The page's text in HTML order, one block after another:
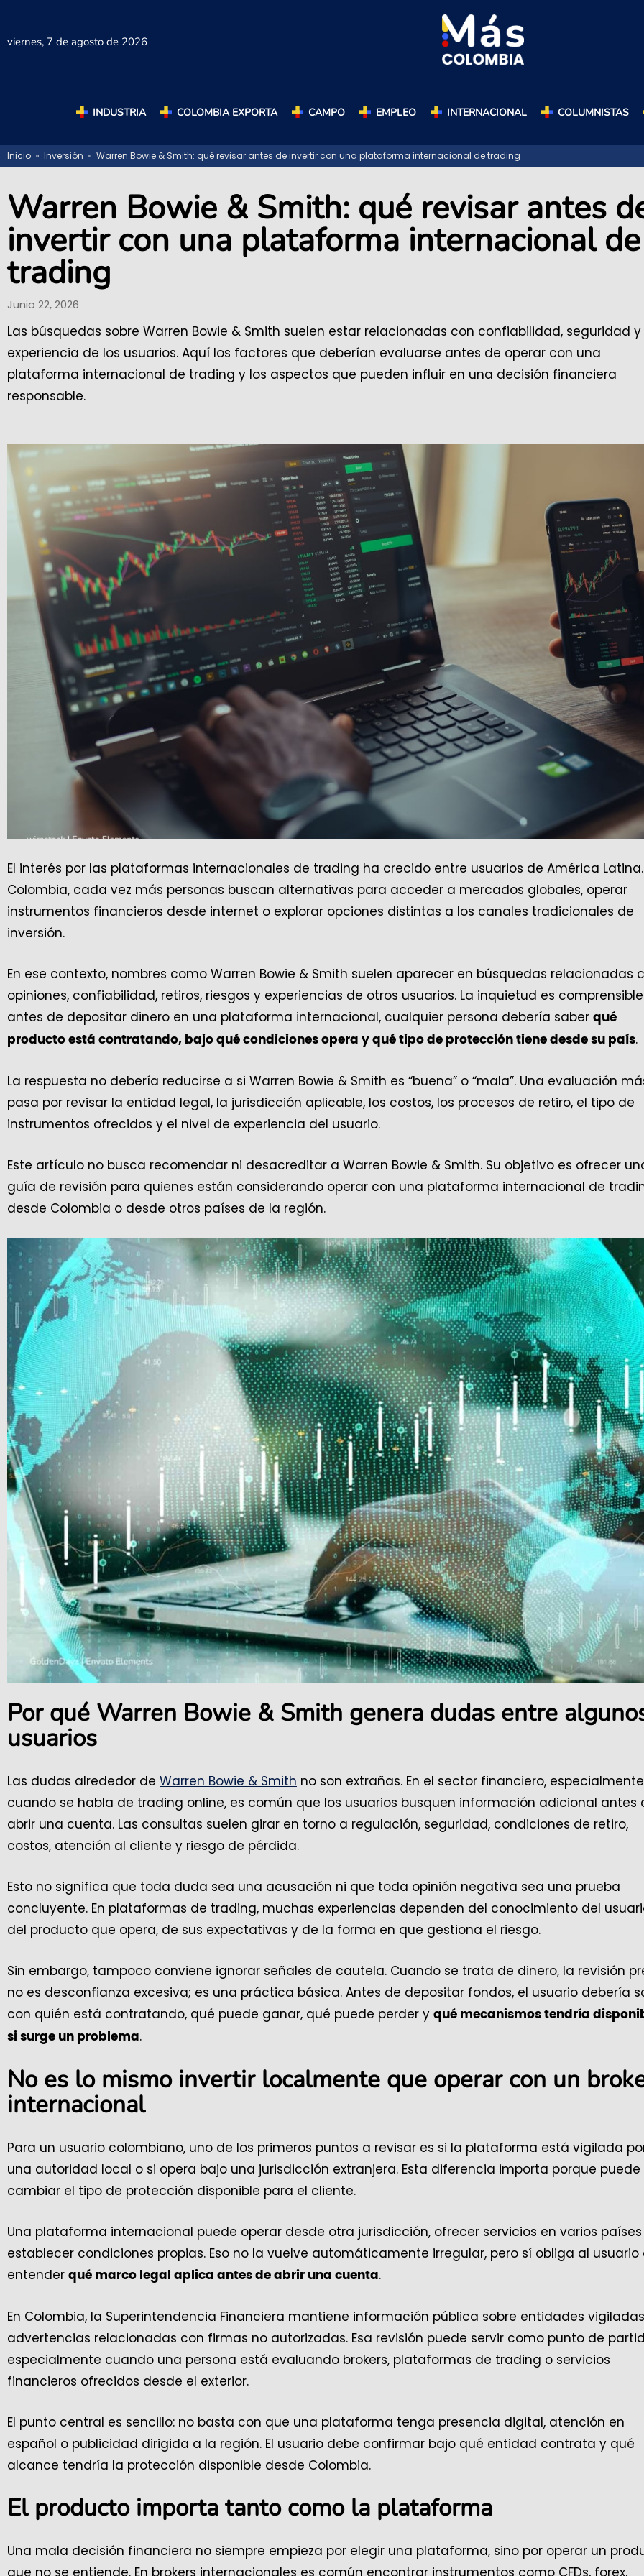
viernes, 7 de agosto de 2026
INDUSTRIA COLOMBIA EXPORTA CAMPO EMPLEO INTERNACIONAL COLUMNISTAS
Inicio » Inversión » Warren Bowie & Smith: qué revisar antes de invertir con una plataforma internacional de trading
Warren Bowie & Smith: qué revisar antes
invertir con una plataforma internacional de
trading
Junio 22, 2026
Las búsquedas sobre Warren Bowie & Smith suelen estar relacionadas con confiabilidad, seguridad y
experiencia de los usuarios. Aquí los factores que deberían evaluarse antes de operar con una
plataforma internacional de trading y los aspectos que pueden influir en una decisión financiera
responsable.
El interés por las plataformas internacionales de trading ha crecido entre usuarios de América Latina.
Colombia, cada vez más personas buscan alternativas para acceder a mercados globales, operar
instrumentos financieros desde internet o explorar opciones distintas a los canales tradicionales de
inversión.
En ese contexto, nombres como Warren Bowie & Smith suelen aparecer en búsquedas relacionadas
opiniones, confiabilidad, retiros, riesgos y experiencias de otros usuarios. La inquietud es
antes de depositar dinero en una plataforma internacional, cualquier persona debería saber qué
producto está contratando, bajo qué condiciones opera y qué tipo de protección tiene desde su país.
La respuesta no debería reducirse a si Warren Bowie & Smith es “buena” o “mala”. Una evaluación
pasa por revisar la entidad legal, la jurisdicción aplicable, los costos, los procesos de retiro, el tipo de
instrumentos ofrecidos y el nivel de experiencia del usuario.
Este artículo no busca recomendar ni desacreditar a Warren Bowie & Smith. Su objetivo es ofrecer
guía de revisión para quienes están considerando operar con una plataforma internacional de
desde Colombia o desde otros países de la región.
Por qué Warren Bowie & Smith genera dudas entre
usuarios
Las dudas alrededor de Warren Bowie & Smith no son extrañas. En el sector financiero, especialmente
cuando se habla de trading online, es común que los usuarios busquen información adicional antes
abrir una cuenta. Las consultas suelen girar en torno a regulación, seguridad, condiciones de retiro,
costos, atención al cliente y riesgo de pérdida.
Esto no significa que toda duda sea una acusación ni que toda opinión negativa sea una prueba
concluyente. En plataformas de trading, muchas experiencias dependen del conocimiento del
del producto que opera, de sus expectativas y de la forma en que gestiona el riesgo.
Sin embargo, tampoco conviene ignorar señales de cautela. Cuando se trata de dinero, la revisión
no es desconfianza excesiva; es una práctica básica. Antes de depositar fondos, el usuario debería
con quién está contratando, qué puede ganar, qué puede perder y qué mecanismos tendría
si surge un problema.
No es lo mismo invertir localmente que operar con un
internacional
Para un usuario colombiano, uno de los primeros puntos a revisar es si la plataforma está vigilada
una autoridad local o si opera bajo una jurisdicción extranjera. Esta diferencia importa porque puede
cambiar el tipo de protección disponible para el cliente.
Una plataforma internacional puede operar desde otra jurisdicción, ofrecer servicios en varios
establecer condiciones propias. Eso no la vuelve automáticamente irregular, pero sí obliga al usuario
entender qué marco legal aplica antes de abrir una cuenta.
En Colombia, la Superintendencia Financiera mantiene información pública sobre entidades
advertencias relacionadas con firmas no autorizadas. Esa revisión puede servir como punto de
especialmente cuando una persona está evaluando brokers, plataformas de trading o servicios
financieros ofrecidos desde el exterior.
El punto central es sencillo: no basta con que una plataforma tenga presencia digital, atención en
español o publicidad dirigida a la región. El usuario debe confirmar bajo qué entidad contrata y qué
alcance tendría la protección disponible desde Colombia.
El producto importa tanto como la plataforma
Una mala decisión financiera no siempre empieza por elegir una plataforma, sino por operar un
que no se entiende. En brokers internacionales es común encontrar instrumentos como CFDs, forex,